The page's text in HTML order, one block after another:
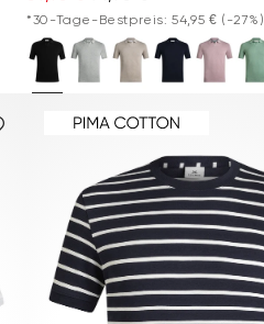
*30-Tage-Bestpreis: 54,95 € (-27%)